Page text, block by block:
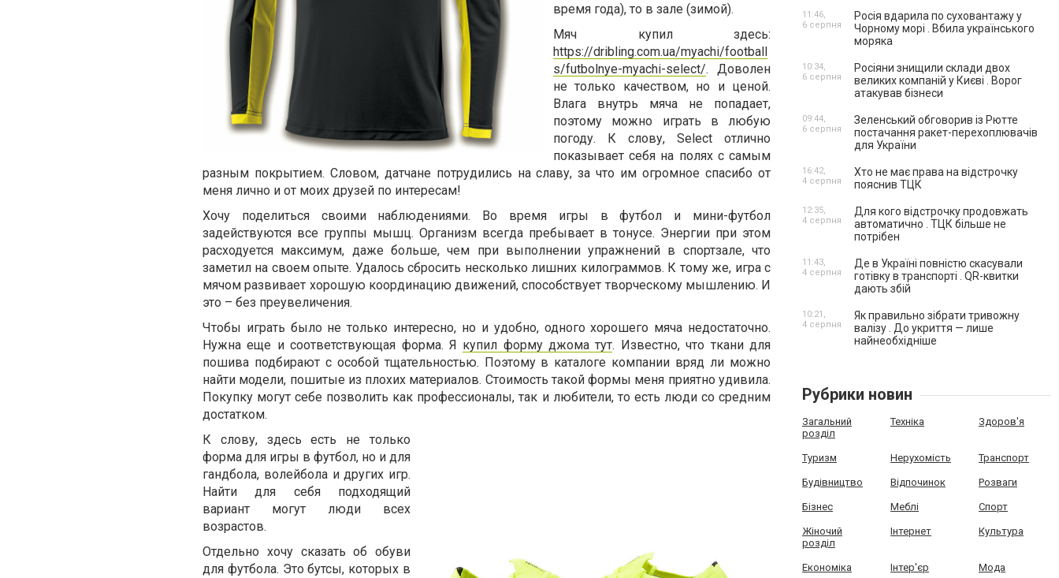
время года), то в зале (зимой).
Мяч купил здесь:
https://dribling.com.ua/myachi/football
s/futbolnye-myachi-select/. Доволен
не только качеством, но и ценой.
Влага внутрь мяча не попадает,
поэтому можно играть в любую
погоду. К слову, Select отлично
показывает себя на полях с самым
разным покрытием. Словом, датчане потрудились на славу, за что им огромное спасибо от
меня лично и от моих друзей по интересам!
Хочу поделиться своими наблюдениями. Во время игры в футбол и мини-футбол
задействуются все группы мышц. Организм всегда пребывает в тонусе. Энергии при этом
расходуется максимум, даже больше, чем при выполнении упражнений в спортзале, что
заметил на своем опыте. Удалось сбросить несколько лишних килограммов. К тому же, игра с
мячом развивает хорошую координацию движений, способствует творческому мышлению. И
это – без преувеличения.
Чтобы играть было не только интересно, но и удобно, одного хорошего мяча недостаточно.
Нужна еще и соответствующая форма. Я купил форму джома тут. Известно, что ткани для
пошива подбирают с особой тщательностью. Поэтому в каталоге компании вряд ли можно
найти модели, пошитые из плохих материалов. Стоимость такой формы меня приятно удивила.
Покупку могут себе позволить как профессионалы, так и любители, то есть люди со средним
достатком.
К слову, здесь есть не только
форма для игры в футбол, но и для
гандбола, волейбола и других игр.
Найти для себя подходящий
вариант могут люди всех
возрастов.
Отдельно хочу сказать об обуви
для футбола. Это бутсы, которых в
Росія вдарила по суховантажу у
Чорному морі . Вбила українського
моряка
11:46,
6 серпня
Росіяни знищили склади двох
великих компаній у Києві . Ворог
атакував бізнеси
10:34,
6 серпня
Зеленський обговорив із Рютте
постачання ракет-перехоплювачів
для України
09:44,
6 серпня
Хто не має права на відстрочку
пояснив ТЦК
16:42,
4 серпня
Для кого відстрочку продовжать
автоматично . ТЦК більше не
потрібен
12:35,
4 серпня
Де в Україні повністю скасували
готівку в транспорті . QR-квитки
дають збій
11:43,
4 серпня
Як правильно зібрати тривожну
валізу . До укриття — лише
найнеобхідніше
10:21,
4 серпня
Рубрики новин
Загальний
розділ
Техніка Здоров'я
Туризм Нерухомість Транспорт
Будівництво Відпочинок Розваги
Бізнес Меблі Спорт
Жіночий
розділ
Інтернет Культура
Економіка Інтер'єр Мода